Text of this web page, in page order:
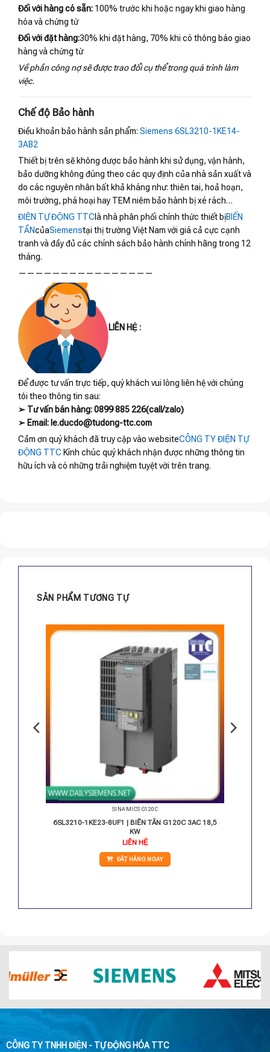
Đối với hàng có sẵn: 100% trước khi hoặc ngay khi giao hàng
hóa và chứng từ
Đối với đặt hàng:30% khi đặt hàng, 70% khi có thông báo giao
hàng và chứng từ
Về phần công nợ sẽ được trao đổi cụ thể trong quá trình làm
việc.
Chế độ Bảo hành
Điều khoản bảo hành sản phẩm: Siemens 6SL3210-1KE14-
3AB2
Thiết bị trên sẽ không được bảo hành khi sử dụng, vận hành,
bảo dưỡng không đúng theo các quy định của nhà sản xuất và
do các nguyên nhân bất khả kháng như: thiên tai, hoả hoạn,
môi trường, phá hoại hay TEM niêm bảo hành bị xé rách…
ĐIỆN TỰ ĐỘNG TTC là nhà phân phối chính thức thiết bịBIẾN
TẦNcủaSiemenstại thị trường Việt Nam với giá cả cực cạnh
tranh và đầy đủ các chính sách bảo hành chính hãng trong 12
tháng.
————————————————
LIÊN HỆ :
Để được tư vấn trực tiếp, quý khách vui lòng liên hệ với chúng
tôi theo thông tin sau:
➢ Tư vấn bán hàng: 0899 885 226(call/zalo)
➢ Email: le.ducdo@tudong-ttc.com
Cảm ơn quý khách đã truy cập vào websiteCÔNG TY ĐIỆN TỰ
ĐỘNG TTC Kính chúc quý khách nhận được những thông tin
hữu ích và có những trải nghiệm tuyệt vời trên trang.
SẢN PHẨM TƯƠNG TỰ
SINAMICS G120C
6SL3210-1KE23-8UF1 | BIẾN TẦN G120C 3AC 18,5
KW
LIÊN HỆ
ĐẶT HÀNG NGAY
CÔNG TY TNHH ĐIỆN - TỰ ĐỘNG HÓA TTC